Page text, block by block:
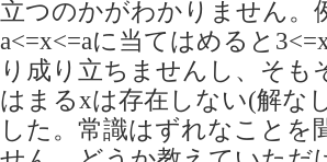
立つのかがわかりません。
a<=x<=aに当てはめると
り成り立ちませんし、そも
はまるxは存在しない(解な
した。常識はずれなこと